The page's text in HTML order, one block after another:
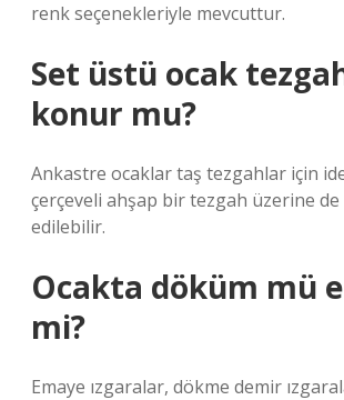
renk seçenekleriyle mevcuttur.
Set üstü ocak
konur mu?
Ankastre ocaklar taş tezgahlar için
çerçeveli ahşap bir tezgah üzerine
edilebilir.
Ocakta döküm mü
mi?
Emaye ızgaralar, dökme demir